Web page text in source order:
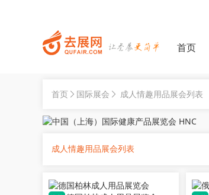
首页
首页 国际展会 成人情趣用品展会列表
成人情趣用品展会列表